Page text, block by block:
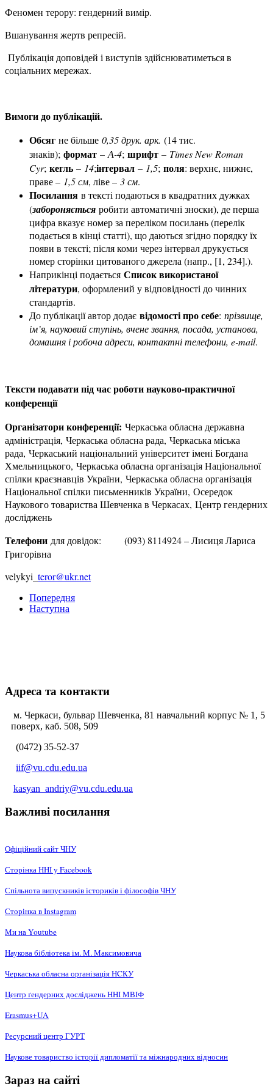
Феномен терору: гендерний вимір.
Вшанування жертв репресій.
Публікація доповідей і виступів здійснюватиметься в
соціальних мережах.
Вимоги до публікацій.
Обсяг не більше 0,35 друк. арк. (14 тис.
знаків); формат –А-4; шрифт – Times New Roman
Cyr; кегль – 14;інтервал – 1,5; поля: верхнє, нижнє,
праве – 1,5 см, ліве – 3 см.
Посилання в тексті подаються в квадратних дужках
(забороняється робити автоматичні зноски), де перша
цифра вказує номер за переліком посилань (перелік
подається в кінці статті), що даються згідно порядку їх
появи в тексті; після коми через інтервал друкується
номер сторінки цитованого джерела (напр., [1, 234].).
Наприкінці подається Список використаної
літератури, оформлений у відповідності до чинних
стандартів.
До публікації автор додає відомості про себе: прізвище,
ім’я, науковий ступінь, вчене звання, посада, установа,
домашня і робоча адреси, контактні телефони, e-mail.
Тексти подавати під час роботи науково-практичної
конференції
Організатори конференції: Черкаська обласна державна
адміністрація, Черкаська обласна рада, Черкаська міська
рада, Черкаський національний університет імені Богдана
Хмельницького, Черкаська обласна організація Національної
спілки краєзнавців України, Черкаська обласна організація
Національної спілки письменників України, Осередок
Наукового товариства Шевченка в Черкасах, Центр гендерних
досліджень
Телефони для довідок: (093) 8114924 – Лисиця Лариса
Григорівна
velykyi_ teror@ukr.net
Попередня
Наступна
Адреса та контакти
м. Черкаси, бульвар Шевченка, 81 навчальний корпус № 1, 5
поверх, каб. 508, 509
(0472) 35-52-37
iif@vu.cdu.edu.ua
kasyan_andriy@vu.cdu.edu.ua
Важливі посилання
Офіційний сайт ЧНУ
Сторінка ННІ у Facebook
Спільнота випускників істориків і філософів ЧНУ
Сторінка в Instagram
Ми на Youtube
Наукова бібліотека ім. М. Максимовича
Черкаська обласна організація НCКУ
Центр ґендерних досліджень ННІ МВІФ
Erasmus+UA
Ресурсний центр ГУРТ
Наукове товариство історії дипломатії та міжнародних відносин
Зараз на сайті